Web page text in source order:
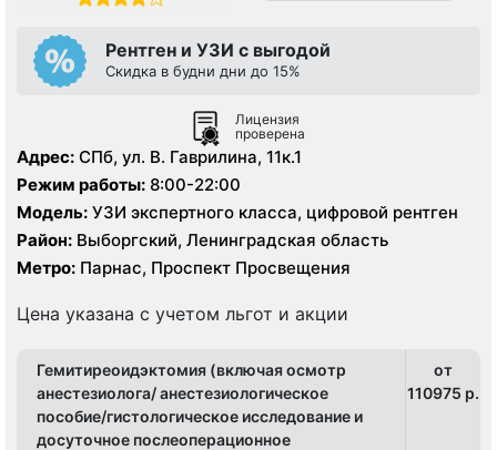
Рентген и УЗИ с выгодой
Скидка в будни дни до 15%
Лицензия
проверена
Адрес: СПб, ул. В. Гаврилина, 11к.1
Режим работы: 8:00-22:00
Модель: УЗИ экспертного класса, цифровой рентген
Район: Выборгский, Ленинградская область
Метро: Парнас, Проспект Просвещения
Цена указана с учетом льгот и акции
Гемитиреоидэктомия (включая осмотр
анестезиолога/ анестезиологическое
пособие/гистологическое исследование и
досуточное послеоперационное
от
110975 p.